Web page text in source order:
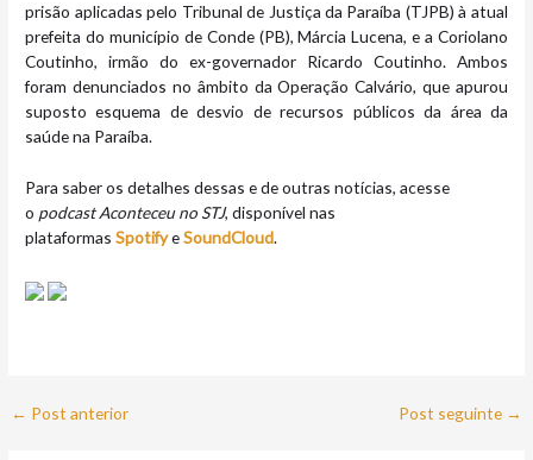
prisão aplicadas pelo Tribunal de Justiça da Paraíba (TJPB) à atual
prefeita do município de Conde (PB), Márcia Lucena, e a Coriolano
Coutinho, irmão do ex-governador Ricardo Coutinho. Ambos
foram denunciados no âmbito da Operação Calvário, que apurou
suposto esquema de desvio de recursos públicos da área da
saúde na Paraíba.
Para saber os detalhes dessas e de outras notícias, acesse
o podcast Aconteceu no STJ, disponível nas
plataformasSpotifyeSoundCloud.
← Post anterior Post seguinte →